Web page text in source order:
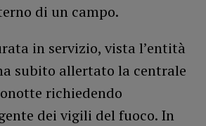
di un campo.
in servizio, vista l’entità
subito allertato la centrale
richiedendo
dei vigili del fuoco. In